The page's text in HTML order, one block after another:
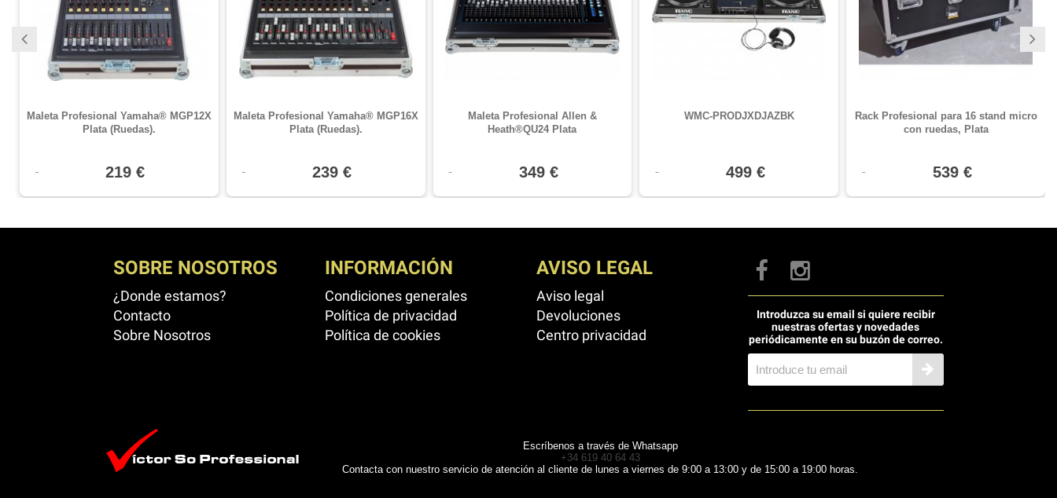
Maleta Profesional Yamaha® MGP12X
Plata (Ruedas).
219 €
Maleta Profesional Yamaha® MGP16X
Plata (Ruedas).
239 €
Maleta Profesional Allen &
Heath®QU24 Plata
349 €
WMC-PRODJXDJAZBK
499 €
Rack Profesional para 16 stand micro
con ruedas, Plata
539 €
SOBRE NOSOTROS
¿Donde estamos?
Contacto
Sobre Nosotros
INFORMACIÓN
Condiciones generales
Política de privacidad
Política de cookies
AVISO LEGAL
Aviso legal
Devoluciones
Centro privacidad
Introduzca su email si quiere recibir
nuestras ofertas y novedades
periódicamente en su buzón de correo.
Escríbenos a través de Whatsapp
+34 619 40 64 43
Contacta con nuestro servicio de atención al cliente de lunes a viernes de 9:00 a 13:00 y de 15:00 a 19:00 horas.